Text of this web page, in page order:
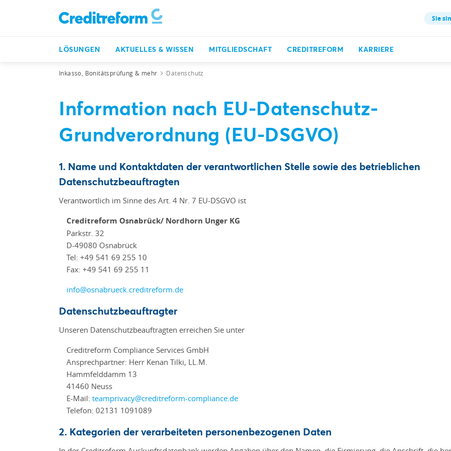
Sie
LÖSUNGEN AKTUELLES & WISSEN MITGLIEDSCHAFT CREDITREFORM KARRIERE
Inkasso, Bonitätsprüfung & mehr Datenschutz
Information nach EU-Datenschutz-
Grundverordnung (EU-DSGVO)
1. Name und Kontaktdaten der verantwortlichen Stelle sowie des betrieblichen
Datenschutzbeauftragten
Verantwortlich im Sinne des Art. 4 Nr. 7 EU-DSGVO ist
Creditreform Osnabrück/ Nordhorn Unger KG
Parkstr. 32
D-49080 Osnabrück
Tel: +49 541 69 255 10
Fax: +49 541 69 255 11
info@osnabrueck.creditreform.de
Datenschutzbeauftragter
Unseren Datenschutzbeauftragten erreichen Sie unter
Creditreform Compliance Services GmbH
Ansprechpartner: Herr Kenan Tilki, LL.M.
Hammfelddamm 13
41460 Neuss
E-Mail: teamprivacy@creditreform-compliance.de
Telefon: 02131 1091089
2. Kategorien der verarbeiteten personenbezogenen Daten